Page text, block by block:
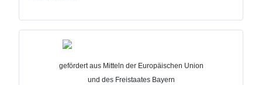
gefördert aus Mitteln der Europäischen Union
und des Freistaates Bayern